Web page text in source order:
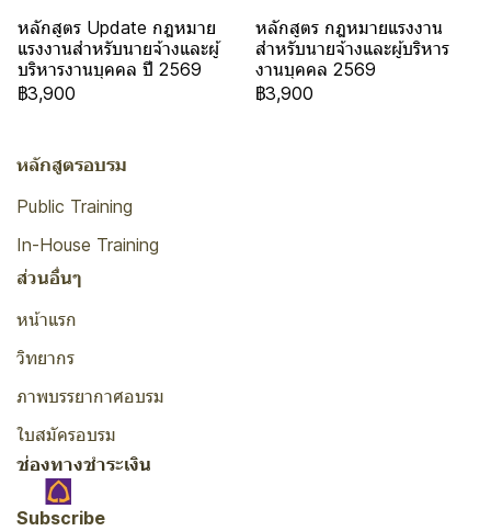
หลักสูตร Update กฎหมาย
แรงงานสำหรับนายจ้างและผู้
บริหารงานบุคคล ปี 2569
฿3,900
หลักสูตร กฎหมายแรงงาน
สำหรับนายจ้างและผู้บริหาร
งานบุคคล 2569
฿3,900
หลักสูตรอบรม
Public Training
In-House Training
ส่วนอื่นๆ
หน้าแรก
วิทยากร
ภาพบรรยากาศอบรม
ใบสมัครอบรม
ช่องทางชำระเงิน
Subscribe